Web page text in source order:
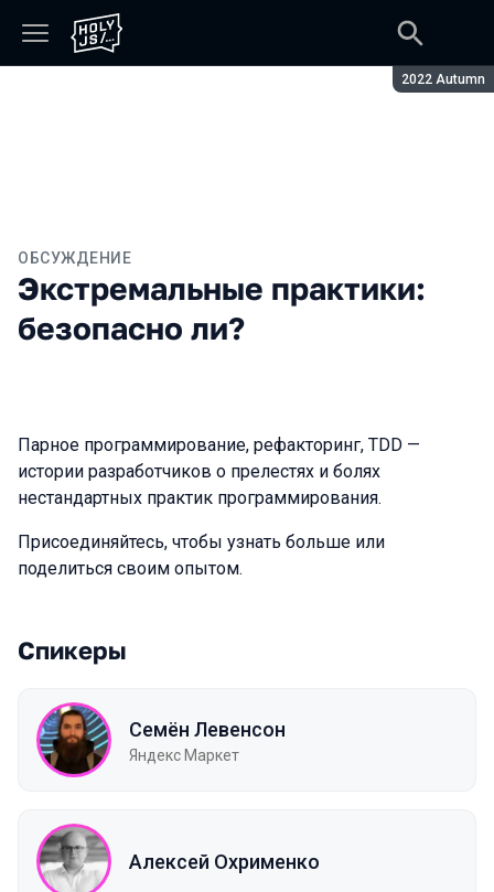
Сезон:
2022 Autumn
ОБСУЖДЕНИЕ
Экстремальные практики:
безопасно ли?
Парное программирование, рефакторинг, TDD —
истории разработчиков о прелестях и болях
нестандартных практик программирования.
Присоединяйтесь, чтобы узнать больше или
поделиться своим опытом.
Спикеры
Семён Левенсон
Яндекс Маркет
Алексей Охрименко